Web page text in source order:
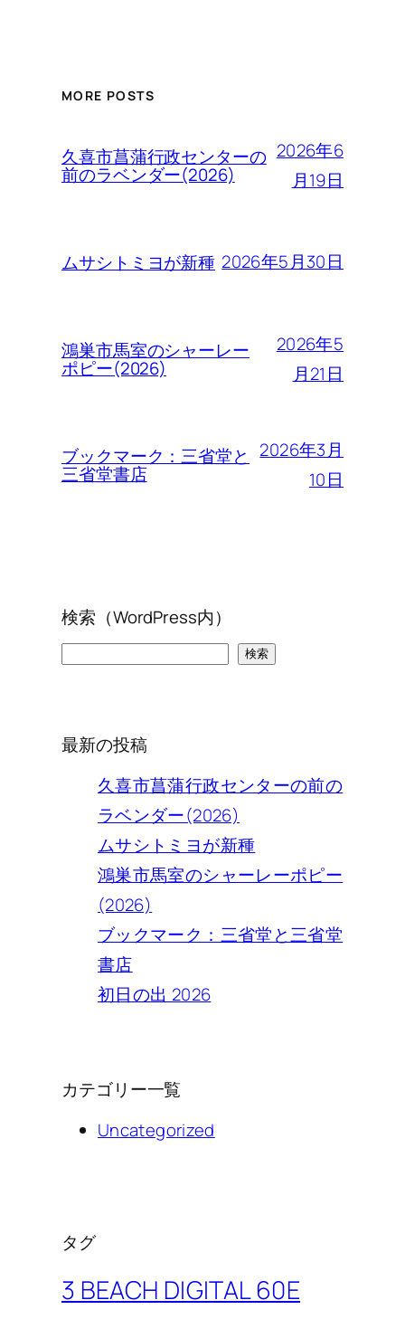
MORE POSTS
久喜市菖蒲行政センターの
前のラベンダー(2026)
2026年6
月19日
ムサシトミヨが新種 2026年5月30日
鴻巣市馬室のシャーレー
ポピー(2026)
2026年5
月21日
ブックマーク：三省堂と
三省堂書店
2026年3月
10日
検索（WordPress内）
検索
最新の投稿
久喜市菖蒲行政センターの前の
ラベンダー(2026)
ムサシトミヨが新種
鴻巣市馬室のシャーレーポピー
(2026)
ブックマーク：三省堂と三省堂
書店
初日の出 2026
カテゴリー一覧
Uncategorized
タグ
3 BEACH DIGITAL 60E